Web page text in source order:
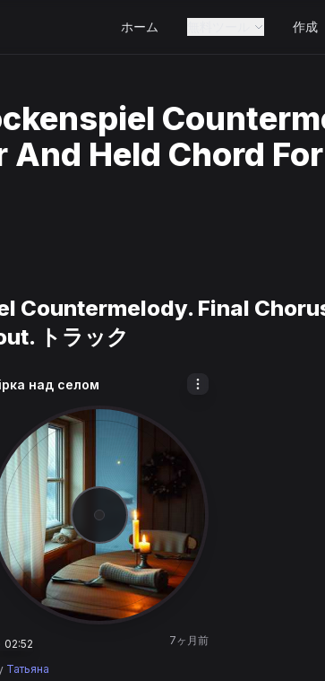
ホーム 作成
Held Chord
Countermelody. Final
トラック
над селом
02:52 7ヶ月前
Татьяна